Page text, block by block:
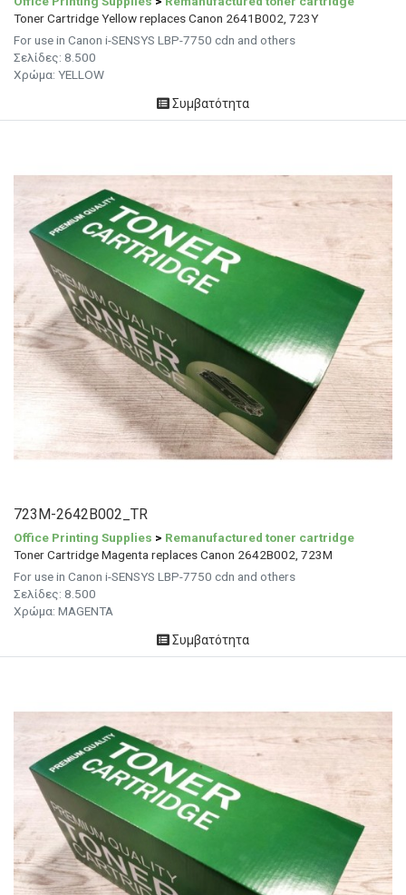
Toner Cartridge Yellow replaces Canon 2641B002, 723Y
For use in Canon i-SENSYS LBP-7750 cdn and others
Σελίδες: 8.500
Χρώμα: YELLOW
Συμβατότητα
723M-2642B002_TR
Office Printing Supplies > Remanufactured toner cartridge
Toner Cartridge Magenta replaces Canon 2642B002, 723M
For use in Canon i-SENSYS LBP-7750 cdn and others
Σελίδες: 8.500
Χρώμα: MAGENTA
Συμβατότητα